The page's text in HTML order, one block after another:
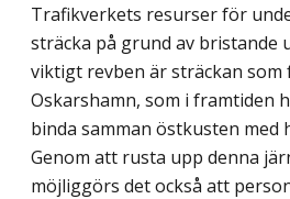
Trafikverkets resurser för
sträcka på grund av bristande
viktigt revben är sträckan som
Oskarshamn, som i framtiden
binda samman östkusten med
Genom att rusta upp denna
möjliggörs det också att